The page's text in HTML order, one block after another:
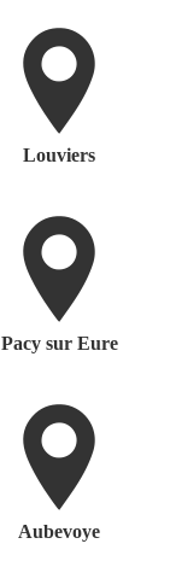
Louviers
Pacy sur Eure
Aubevoye